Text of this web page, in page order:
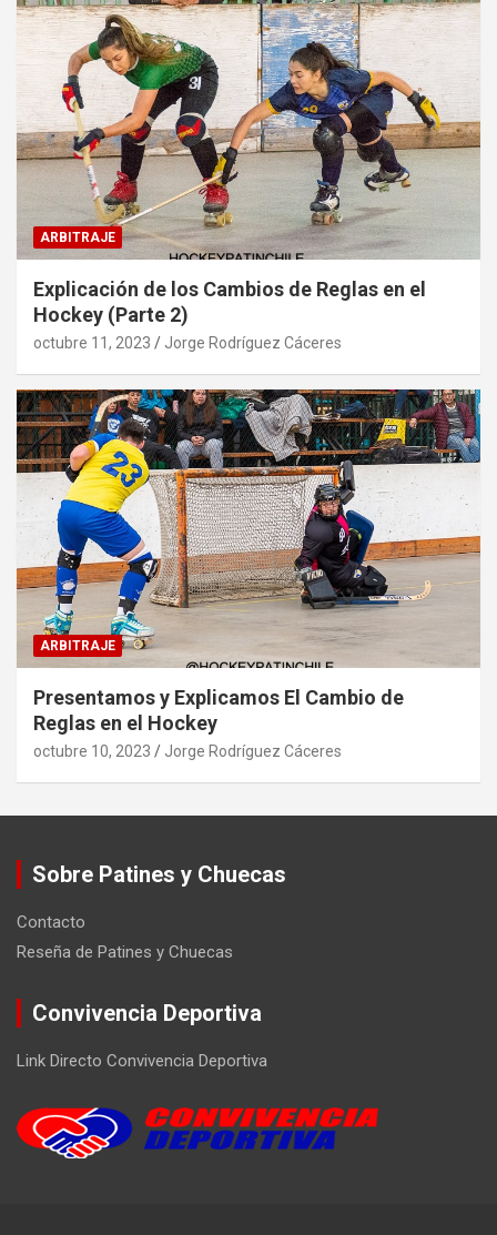
ARBITRAJE
Explicación de los Cambios de Reglas en el
Hockey (Parte 2)
octubre 11, 2023 Jorge Rodríguez Cáceres
ARBITRAJE
Presentamos y Explicamos El Cambio de
Reglas en el Hockey
octubre 10, 2023 Jorge Rodríguez Cáceres
Sobre Patines y Chuecas
Contacto
Reseña de Patines y Chuecas
Convivencia Deportiva
Link Directo Convivencia Deportiva